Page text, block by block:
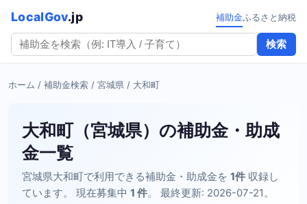
LocalGov.jp
検索
補助金ふるさと納税
ホーム / 補助金検索 / 宮城県 / 大和町
大和町（宮城県）の補助金・助成
金一覧
宮城県大和町で利用できる補助金・助成金を 1件 収録し
ています。 現在募集中 1 件。 最終更新: 2026-07-21。